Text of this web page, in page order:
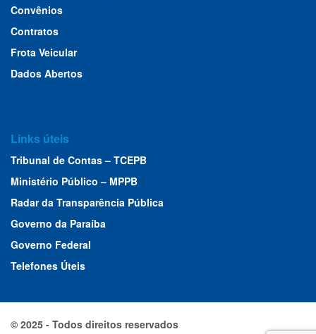
Convênios
Contratos
Frota Veicular
Dados Abertos
Links úteis
Tribunal de Contas – TCEPB
Ministério Público – MPPB
Radar da Transparência Pública
Governo da Paraíba
Governo Federal
Telefones Úteis
© 2025 - Todos direitos reservados